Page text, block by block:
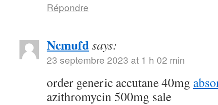
Répondre
Ncmufdsays:
23 septembre 2023 at 1 h 02 min
order generic accutane 40mg
azithromycin 500mg sale